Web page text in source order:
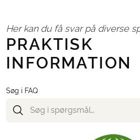
PRAKTISK
INFORMATION
Her kan du få svar på diverse
Søg i FAQ